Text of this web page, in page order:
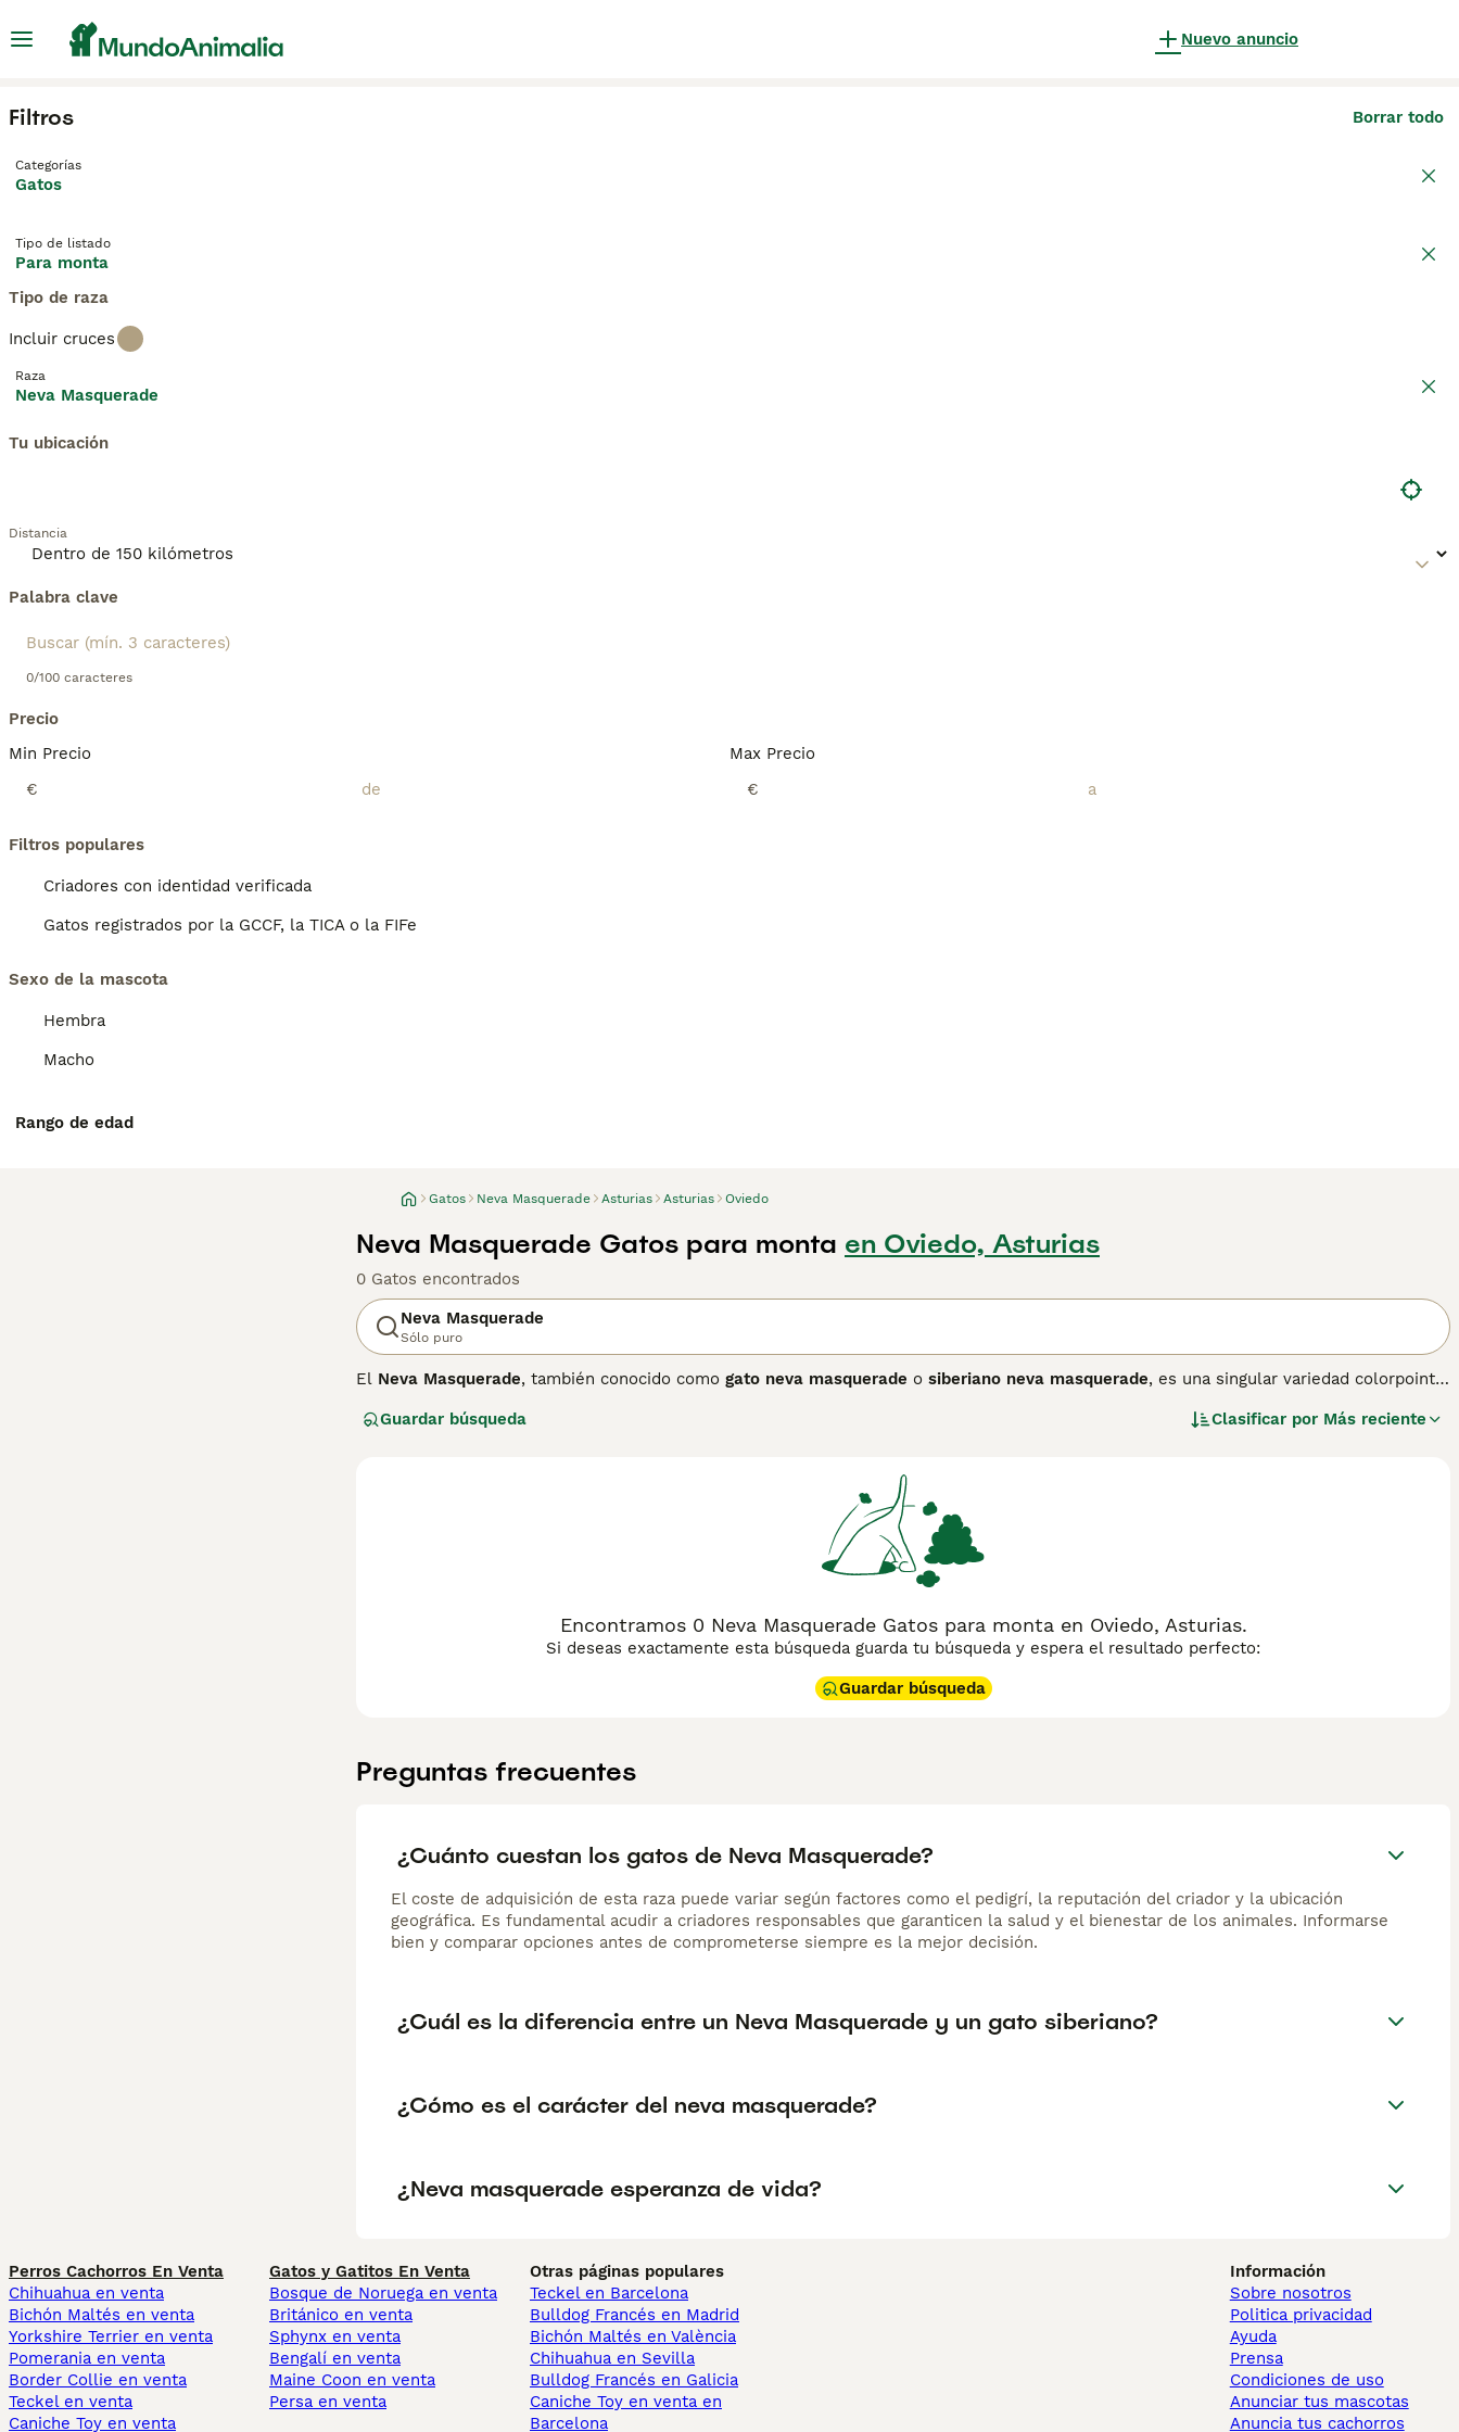
Nuevo anuncio
Filtros Borrar todo
Categorías
Gatos
Tipo de listado
Para monta
Tipo de raza
Incluir cruces
Raza
Neva Masquerade
Tu ubicación
Distancia
Palabra clave
0/100 caracteres
Precio
Min Precio
€
Max Precio
€
Filtros populares
Criadores con identidad verificada
Gatos registrados por la GCCF, la TICA o la FIFe
Sexo de la mascota
Hembra
Macho
Rango de edad
Gatos Neva Masquerade Asturias Asturias Oviedo
Neva Masquerade Gatos para monta en Oviedo, Asturias
0 Gatos encontrados
Neva Masquerade
Sólo puro
El Neva Masquerade, también conocido como gato neva masquerade o siberiano neva masquerade, es una singular variedad colorpoint
patrón de puntos más oscuros en la cara, orejas, patas y cola, junto con unos llamativos ojos azules que resaltan su "máscara", de ahí su
animales, siendo perfecto para familias activas. Además, es conocido por ser una raza con menor cantidad de alérgenos, lo que puede
beneficiar a personas con alergias leves. Para su cuidado, requiere un cepillado regular para evitar enredos y mantenerse saludable. Esta
raza es especialmente popular en el mercado español, con búsquedas frecuentes como "gato neva masquerade precio" y "neva
masquerade comprar", reflejando el interés de quienes buscan un compañero felino elegante y cariñoso.
Guardar búsqueda Clasificar por Más reciente
Encontramos 0 Neva Masquerade Gatos para monta en Oviedo, Asturias.
Si deseas exactamente esta búsqueda guarda tu búsqueda y espera el resultado perfecto:
Guardar búsqueda
Preguntas frecuentes
¿Cuánto cuestan los gatos de Neva Masquerade?
El coste de adquisición de esta raza puede variar según factores como el pedigrí, la reputación del criador y la ubicación
geográfica. Es fundamental acudir a criadores responsables que garanticen la salud y el bienestar de los animales. Informarse
bien y comparar opciones antes de comprometerse siempre es la mejor decisión.
¿Cuál es la diferencia entre un Neva Masquerade y un gato siberiano?
¿Cómo es el carácter del neva masquerade?
¿Neva masquerade esperanza de vida?
Perros Cachorros En Venta
Chihuahua en venta
Bichón Maltés en venta
Yorkshire Terrier en venta
Pomerania en venta
Border Collie en venta
Teckel en venta
Caniche Toy en venta
Gatos y Gatitos En Venta
Bosque de Noruega en venta
Británico en venta
Sphynx en venta
Bengalí en venta
Maine Coon en venta
Persa en venta
Otras páginas populares
Teckel en Barcelona
Bulldog Francés en Madrid
Bichón Maltés en València
Chihuahua en Sevilla
Bulldog Francés en Galicia
Caniche Toy en venta en
Barcelona
Información
Sobre nosotros
Politica privacidad
Ayuda
Prensa
Condiciones de uso
Anunciar tus mascotas
Anuncia tus cachorros